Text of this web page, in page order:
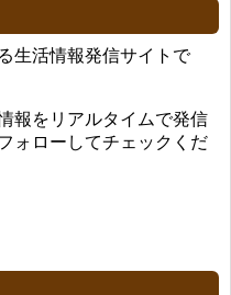
生活情報発信サイトで
報をリアルタイムで発信
ォローしてチェックくだ